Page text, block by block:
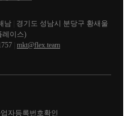
남
경기도 성남시 분당구 황새울
레이스)
mkt@flex.team
자등록번호확인